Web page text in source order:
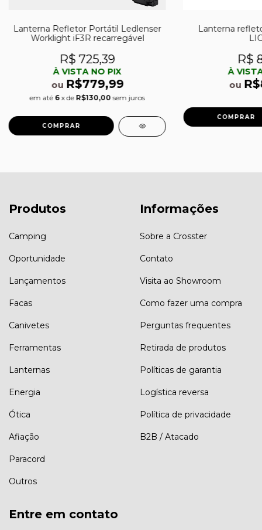
Lanterna Refletor Portátil Ledlenser
Worklight iF3R recarregável
R$ 725,39
À VISTA NO PIX
ou R$779,99
em até 6 x de R$130,00 sem juros
Lanterna
R$
À
ou
Produtos
Camping
Oportunidade
Lançamentos
Facas
Canivetes
Ferramentas
Lanternas
Energia
Ótica
Afiação
Paracord
Outros
Informações
Sobre a Crosster
Contato
Visita ao Showroom
Como fazer uma compra
Perguntas frequentes
Retirada de produtos
Políticas de garantia
Logística reversa
Política de privacidade
B2B / Atacado
Entre em contato